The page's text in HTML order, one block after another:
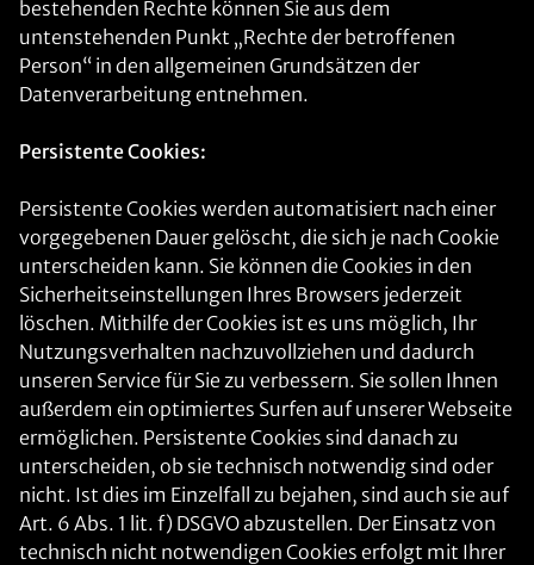
bestehenden Rechte können Sie aus dem
untenstehenden Punkt „Rechte der betroffenen
Person“ in den allgemeinen Grundsätzen der
Datenverarbeitung entnehmen.
Persistente Cookies:
Persistente Cookies werden automatisiert nach einer
vorgegebenen Dauer gelöscht, die sich je nach Cookie
unterscheiden kann. Sie können die Cookies in den
Sicherheitseinstellungen Ihres Browsers jederzeit
löschen. Mithilfe der Cookies ist es uns möglich, Ihr
Nutzungsverhalten nachzuvollziehen und dadurch
unseren Service für Sie zu verbessern. Sie sollen Ihnen
außerdem ein optimiertes Surfen auf unserer Webseite
ermöglichen. Persistente Cookies sind danach zu
unterscheiden, ob sie technisch notwendig sind oder
nicht. Ist dies im Einzelfall zu bejahen, sind auch sie auf
Art. 6 Abs. 1 lit. f) DSGVO abzustellen. Der Einsatz von
technisch nicht notwendigen Cookies erfolgt mit Ihrer